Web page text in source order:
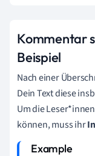
Kommentar
Beispiel
Nach einer
Dein Text diese
Um die
können, muss ihr